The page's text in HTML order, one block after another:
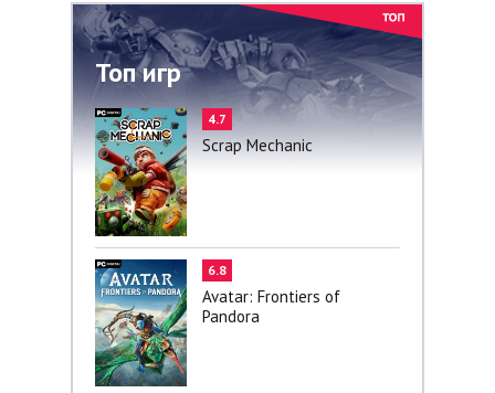
Топ игр
4.7
Scrap Mechanic
6.8
Avatar: Frontiers of
Pandora